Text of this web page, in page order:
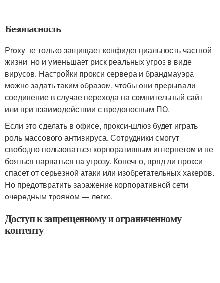
Безопасность
Proxy не только защищает конфиденциальность частной
жизни, но и уменьшает риск реальных угроз в виде
вирусов. Настройки прокси сервера и брандмауэра
можно задать таким образом, чтобы они прерывали
соединение в случае перехода на сомнительный сайт
или при взаимодействии с вредоносным ПО.
Если это сделать в офисе, прокси-шлюз будет играть
роль массового антивируса. Сотрудники смогут
свободно пользоваться корпоративным интернетом и не
бояться нарваться на угрозу. Конечно, вряд ли прокси
спасет от серьезной атаки или изобретательных хакеров.
Но предотвратить заражение корпоративной сети
очередным трояном — легко.
Доступ к запрещенному и ограниченному
контенту